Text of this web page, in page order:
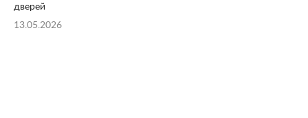
дверей
13.05.2026